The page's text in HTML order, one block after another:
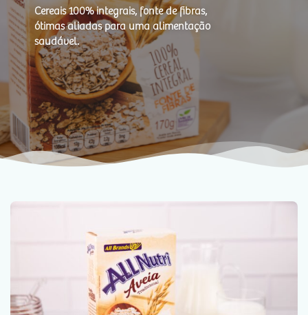
Cereais 100% integrais, fonte de fibras,
ótimas aliadas para uma alimentação
saudável.